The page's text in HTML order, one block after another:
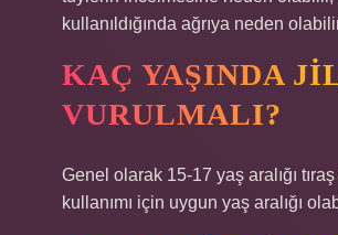
kullanıldığında ağrıya neden
KAÇ YAŞINDA
VURULMALI?
Genel olarak 15-17 yaş aralığı tıraş
kullanımı için uygun yaş aralığı